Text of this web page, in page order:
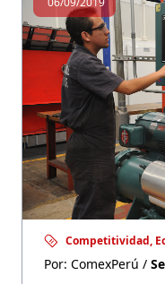
Competitividad,
Por: ComexPerú /